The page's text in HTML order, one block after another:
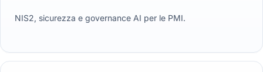
NIS2, sicurezza e governance AI per le PMI.